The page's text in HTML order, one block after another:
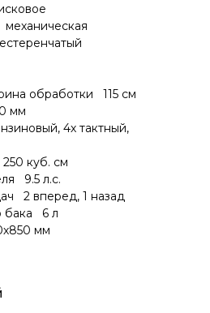
обработки 115 см
мм
4х тактный,
куб. см
9.5 л.с.
2 вперед, 1 назад
бака 6 л
мм